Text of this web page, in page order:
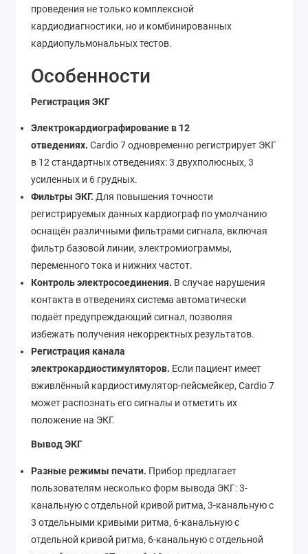
проведения не только комплексной
кардиодиагностики, но и комбинированных
кардиопульмональных тестов.
Особенности
Регистрация ЭКГ
Электрокардиографирование в 12
отведениях. Cardio 7 одновременно регистрирует ЭКГ
в 12 стандартных отведениях: 3 двухполюсных, 3
усиленных и 6 грудных.
Фильтры ЭКГ. Для повышения точности
регистрируемых данных кардиограф по умолчанию
оснащён различными фильтрами сигнала, включая
фильтр базовой линии, электромиограммы,
переменного тока и нижних частот.
Контроль электросоединения. В случае нарушения
контакта в отведениях система автоматически
подаёт предупреждающий сигнал, позволяя
избежать получения некорректных результатов.
Регистрация канала
электрокардиостимуляторов. Если пациент имеет
вживлённый кардиостимулятор-пейсмейкер, Cardio 7
может распознать его сигналы и отметить их
положение на ЭКГ.
Вывод ЭКГ
Разные режимы печати. Прибор предлагает
пользователям несколько форм вывода ЭКГ: 3-
канальную с отдельной кривой ритма, 3-канальную с
3 отдельными кривыми ритма, 6-канальную с
отдельной кривой ритма, 6-канальную с отдельной